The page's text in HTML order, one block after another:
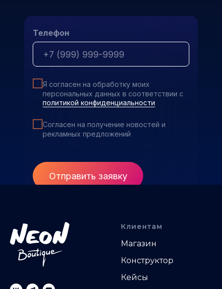
Телефон
Я согласен на обработку моих
персональных данных в соответствии с
политикой конфиденциальности
Согласен на получение новостей и
рекламных предложений
Отправить заявку
Клиентам
Магазин
Конструктор
Кейсы